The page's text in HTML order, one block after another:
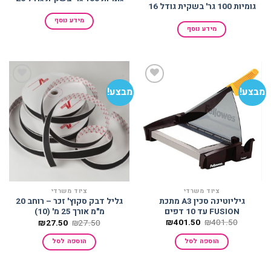
גומיות 100 גר' בשקית גודל 16
מידע נוסף
מידע נוסף
מבצע!
למועדפים
ציוד משרדי
גיליוטינה סכין A3 מתכת
FUSION עד 10 דפים
₪401.50 המחיר
היה:
₪401.50.
₪401.50 המחיר
הוספה לסל
מבצע!
הוסף
ציוד משרדי
גליל דבק סקוץ' זכר – רוחב 20
מ"מ אורך 25 מ' (10)
₪27.50 המחיר
היה:
₪27.50.
₪27.50 המחיר
הוספה לסל